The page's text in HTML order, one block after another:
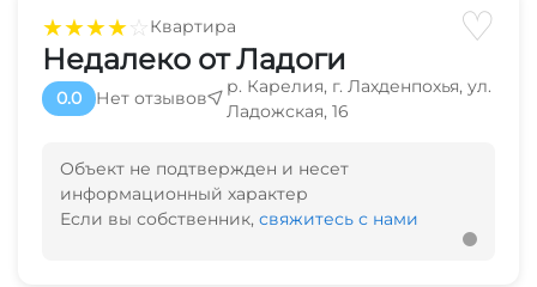
★★★★☆Квартира ♡
Недалеко от Ладоги
0.0 Нет отзывов
р. Карелия, г. Лахденпохья, ул.
Ладожская, 16
Объект не подтвержден и несет
информационный характер
Если вы собственник, свяжитесь с нами